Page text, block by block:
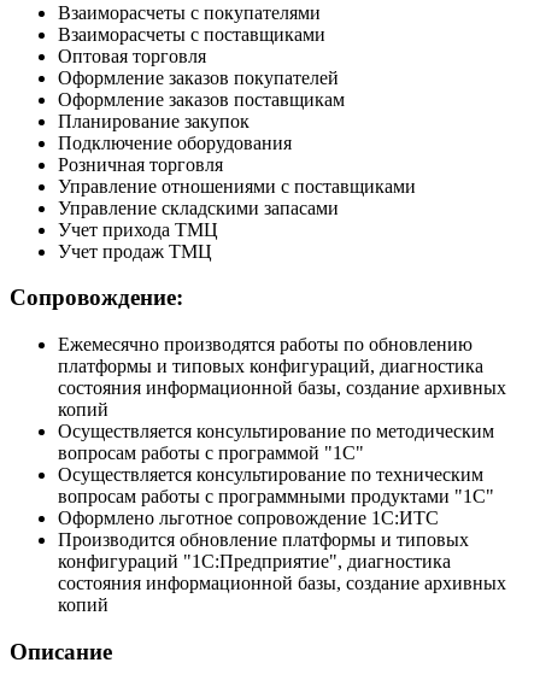
Взаиморасчеты с покупателями
Взаиморасчеты с поставщиками
Оптовая торговля
Оформление заказов покупателей
Оформление заказов поставщикам
Планирование закупок
Подключение оборудования
Розничная торговля
Управление отношениями с поставщиками
Управление складскими запасами
Учет прихода ТМЦ
Учет продаж ТМЦ
Сопровождение:
Ежемесячно производятся работы по обновлению
платформы и типовых конфигураций, диагностика
состояния информационной базы, создание архивных
копий
Осуществляется консультирование по методическим
вопросам работы с программой "1С"
Осуществляется консультирование по техническим
вопросам работы с программными продуктами "1С"
Оформлено льготное сопровождение 1С:ИТС
Производится обновление платформы и типовых
конфигураций "1С:Предприятие", диагностика
состояния информационной базы, создание архивных
копий
Описание